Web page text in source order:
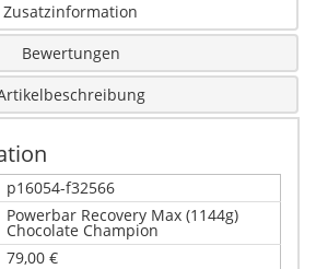
Zusatzinformation
Bewertungen
p16054-f32566
Powerbar Recovery Max (1144g)
Chocolate Champion
79,00 €